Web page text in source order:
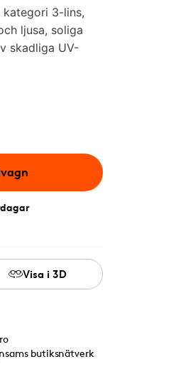
3-lins,
ljusa, soliga
skadliga UV-
Visa i 3D
butiksnätverk